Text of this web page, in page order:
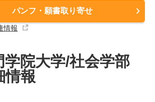
パンフ・願書取り寄せ
情報
学院大学/社会学部
情報